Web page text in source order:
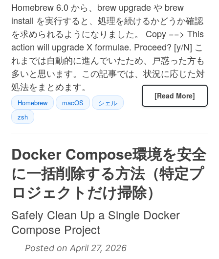
Homebrew 6.0 から、brew upgrade や brew
install を実行すると、処理を続けるかどうか確認
を求められるようになりました。 Copy ==> This
action will upgrade X formulae. Proceed? [y/N] こ
れまでは自動的に進んでいたため、戸惑った方も
多いと思います。この記事では、状況に応じた対
処法をまとめます。
[Read More]
Homebrew macOS
シェル
zsh
Docker Compose環境を安全
に一括削除する方法（特定プ
ロジェクトだけ掃除）
Safely Clean Up a Single Docker
Compose Project
Posted on April 27, 2026